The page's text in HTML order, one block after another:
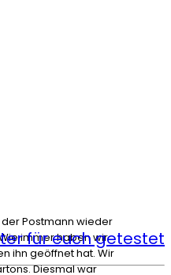
Postmann wieder
immer haben wir
ihn geöffnet hat. Wir
Diesmal war
für euch getestet